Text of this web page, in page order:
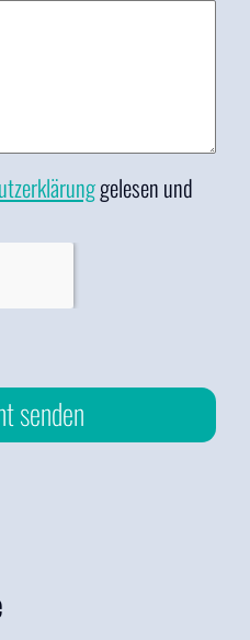
gelesen und
senden